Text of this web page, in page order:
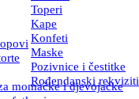
Toperi
Kape
Konfeti
Maske
Pozivnice i čestitke
momačke i djevojačke
Rođendanski rekviziti